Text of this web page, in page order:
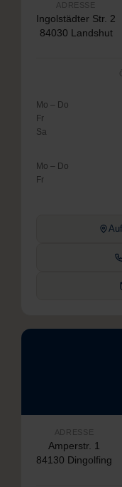
ADRESSE
Ingolstädter Str. 2
84030 Landshut
Mo – Do
Fr
Sa
Mo – Do
Fr
ADRESSE
Amperstr. 1
84130 Dingolfing